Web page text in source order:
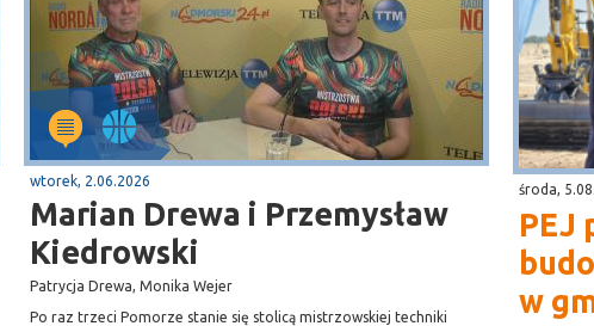
wtorek, 2.06.2026
Marian Drewa i Przemysław
Kiedrowski
Patrycja Drewa, Monika Wejer
Po raz trzeci Pomorze stanie się stolicą mistrzowskiej techniki
środa,
PEJ
w